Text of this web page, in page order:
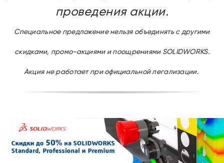
проведения акции.
Специальное предложение нельзя объединять с другими
скидками, промо-акциями и поощрениями SOLIDWORKS.
Акция не работает при официальной легализации.